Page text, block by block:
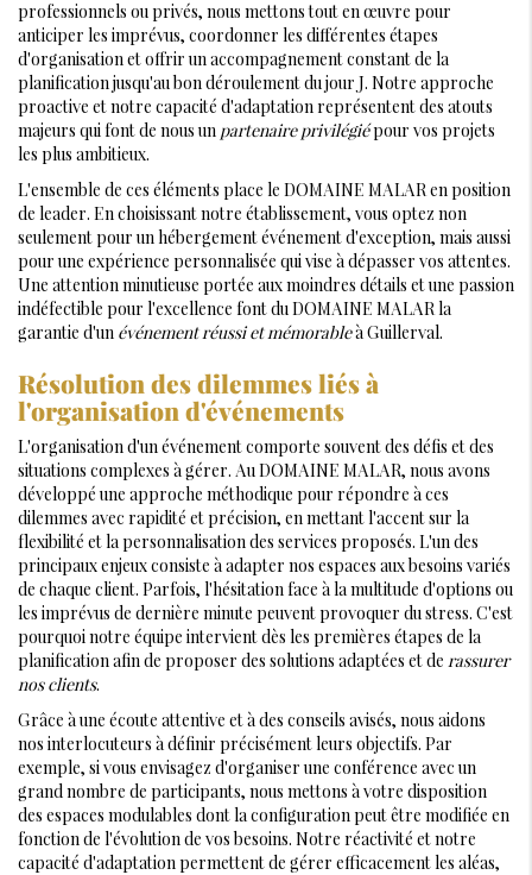
professionnels ou privés, nous mettons tout en œuvre pour
anticiper les imprévus, coordonner les différentes étapes
d'organisation et offrir un accompagnement constant de la
planification jusqu'au bon déroulement du jour J. Notre approche
proactive et notre capacité d'adaptation représentent des atouts
majeurs qui font de nous un partenaire privilégiépour vos projets
les plus ambitieux.
L'ensemble de ces éléments place le DOMAINE MALAR en position
de leader. En choisissant notre établissement, vous optez non
seulement pour un hébergement événement d'exception, mais aussi
pour une expérience personnalisée qui vise à dépasser vos attentes.
Une attention minutieuse portée aux moindres détails et une passion
indéfectible pour l'excellence font du DOMAINE MALAR la
garantie d'un événement réussi et mémorableà Guillerval.
Résolution des dilemmes liés à
l'organisation d'événements
L'organisation d'un événement comporte souvent des défis et des
situations complexes à gérer. Au DOMAINE MALAR, nous avons
développé une approche méthodique pour répondre à ces
dilemmes avec rapidité et précision, en mettant l'accent sur la
flexibilité et la personnalisation des services proposés. L'un des
principaux enjeux consiste à adapter nos espaces aux besoins variés
de chaque client. Parfois, l'hésitation face à la multitude d'options ou
les imprévus de dernière minute peuvent provoquer du stress. C'est
pourquoi notre équipe intervient dès les premières étapes de la
planification afin de proposer des solutions adaptées et de rassurer
nos clients.
Grâce à une écoute attentive et à des conseils avisés, nous aidons
nos interlocuteurs à définir précisément leurs objectifs. Par
exemple, si vous envisagez d'organiser une conférence avec un
grand nombre de participants, nous mettons à votre disposition
des espaces modulables dont la configuration peut être modifiée en
fonction de l'évolution de vos besoins. Notre réactivité et notre
capacité d'adaptation permettent de gérer efficacement les aléas,